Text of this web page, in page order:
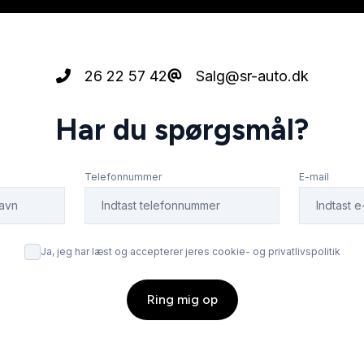
26 22 57 42 Salg@sr-auto.dk
Har du spørgsmål?
Telefonnummer E-mail
Ja, jeg har læst og accepterer jeres cookie- og privatlivspolitik
Ring mig op